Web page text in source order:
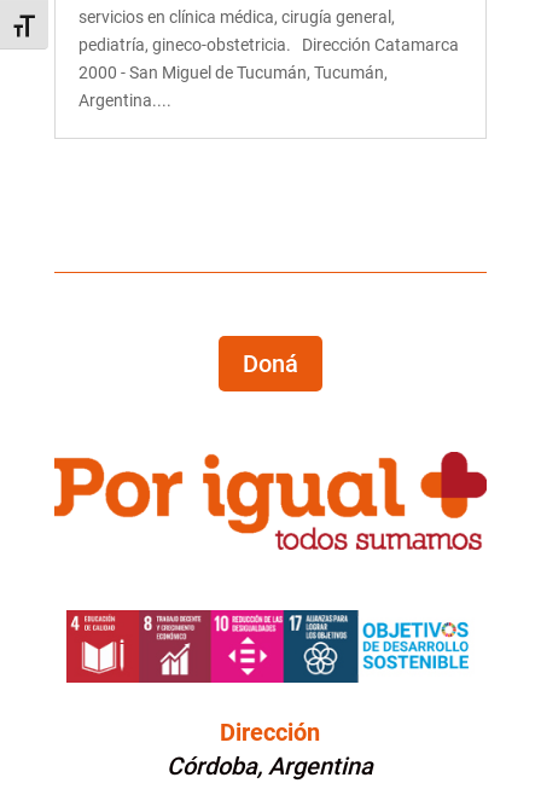
Alternar tamaño de letra
servicios en clínica médica, cirugía general,
pediatría, gineco-obstetricia. Dirección Catamarca
2000 - San Miguel de Tucumán, Tucumán,
Argentina....
Doná
Dirección
Córdoba, Argentina